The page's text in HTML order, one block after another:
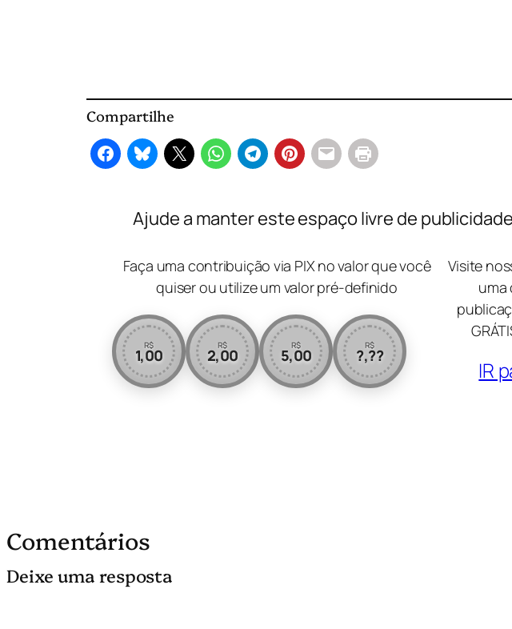
Compartilhe
Ajude a manter este espaço livre de
Faça uma contribuição via PIX no valor que você
quiser ou utilize um valor pré-definido
R$
1,00
R$
2,00
R$
5,00
R$
?,??
Visite
uma
IR
Comentários
Deixe uma resposta